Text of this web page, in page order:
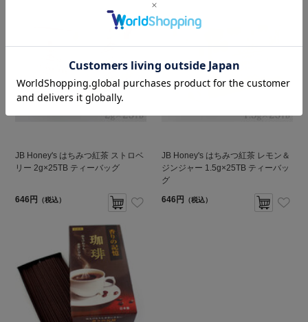
JB Honey's はちみつ紅茶 ストロベ
リー 2g×25TB ティーバッグ
646円 （税込）
JB Honey's はちみつ紅茶 レモン＆
ジンジャー 1.5g×25TB ティーバッ
グ
646円 （税込）